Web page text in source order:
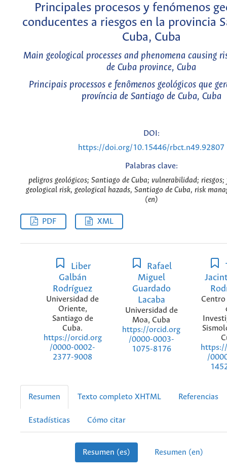
Principales procesos y fenómenos
conducentes a riesgos en la provincia
Cuba, Cuba
Main geological processes and phenomena causing
de Cuba province, Cuba
Principais processos e fenômenos geológicos que
província de Santiago de Cuba, Cuba
DOI:
https://doi.org/10.15446/rbct.n49.92807
Palabras clave:
peligros geológicos; Santiago de Cuba; vulnerabilidad; riesgos;
geological risk, geological hazads, Santiago de Cuba, risk
(en)
PDF XML
Liber
Galbán
Rodríguez
Universidad de
Oriente,
Santiago de
Cuba.
https://orcid.org
/0000-0002-
2377-9008
Rafael
Miguel
Guardado
Lacaba
Universidad de
Moa, Cuba
https://orcid.org
/0000-0003-
1075-8176
/
Resumen Texto completo XHTML Referencias
Estadísticas Cómo citar
Resumen (es) Resumen (en)